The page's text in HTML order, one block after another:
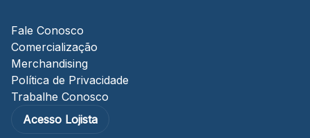
Fale Conosco
Comercialização
Merchandising
Política de Privacidade
Trabalhe Conosco
Acesso Lojista